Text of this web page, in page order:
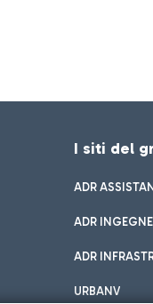
I siti del
ADR
ADR
ADR
URBANV